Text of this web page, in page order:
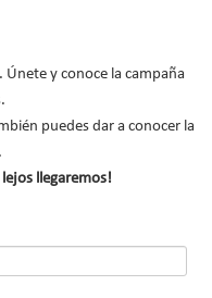
sector
Únete y conoce la campaña
puedes dar a conocer la
lejos llegaremos!